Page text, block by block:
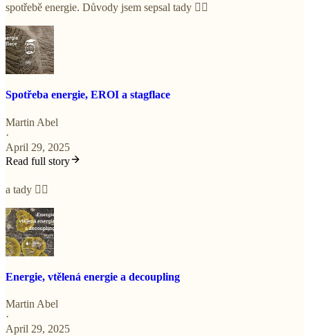
spotřebě energie. Důvody jsem sepsal tady 👇🏼
Spotřeba energie, EROI a stagflace
Martin Abel
·
April 29, 2025
Read full story
a tady 👇🏼
Energie, vtělená energie a decoupling
Martin Abel
·
April 29, 2025